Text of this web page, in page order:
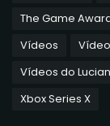
The Game
Vídeos
Vídeos do
Xbox Series X